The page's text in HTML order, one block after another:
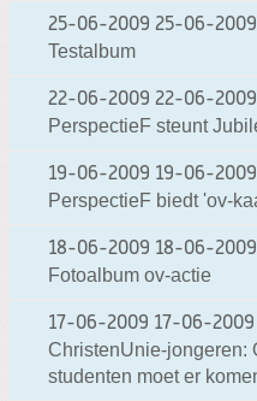
25-06-2009 25-06-2009
Testalbum
22-06-2009 22-06-2009
PerspectieF steunt
19-06-2009 19-06-2009
PerspectieF biedt 'ov-
18-06-2009 18-06-
Fotoalbum ov-actie
17-06-2009 17-06-2009
ChristenUnie-jongeren:
studenten moet er